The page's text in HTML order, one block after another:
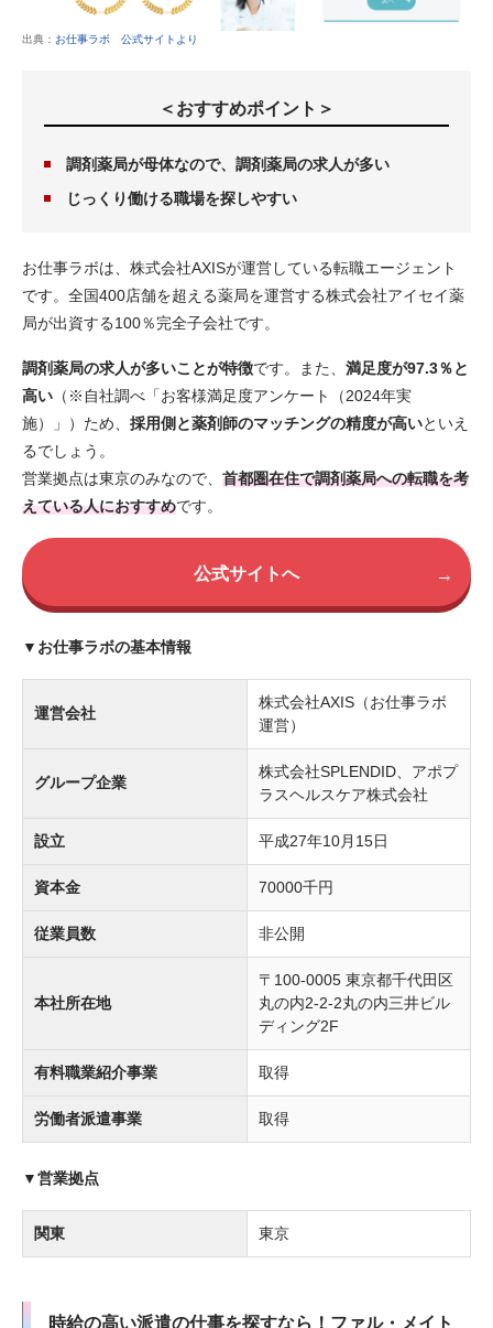
出典： お仕事ラボ 公式サイトより
＜おすすめポイント＞
調剤薬局が母体なので、調剤薬局の求人が多い
じっくり働ける職場を探しやすい
お仕事ラボは、株式会社AXISが運営している転職エージェント
です。全国400店舗を超える薬局を運営する株式会社アイセイ薬
局が出資する100％完全子会社です。
調剤薬局の求人が多いことが特徴です。また、 満足度が97.3％と
高い （※自社調べ「お客様満足度アンケート（2024年実
施）」）ため、 採用側と薬剤師のマッチングの精度が高いといえ
るでしょう。
営業拠点は東京のみなので、 首都圏在住で調剤薬局への転職を考
えている人におすすめです。
公式サイトへ →
▼お仕事ラボの基本情報
運営会社
株式会社AXIS（お仕事ラボ
運営）
グループ企業
株式会社SPLENDID、アポプ
ラスヘルスケア株式会社
設立 平成27年10月15日
資本金 70000千円
従業員数 非公開
本社所在地
〒100-0005 東京都千代田区
丸の内2-2-2丸の内三井ビル
ディング2F
有料職業紹介事業 取得
労働者派遣事業 取得
▼営業拠点
関東 東京
時給の高い派遣の仕事を探すなら！ファル・メイト